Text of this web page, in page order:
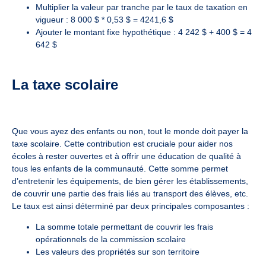
Multiplier la valeur par tranche par le taux de taxation en
vigueur : 8 000 $ * 0,53 $ = 4241,6 $
Ajouter le montant fixe hypothétique : 4 242 $ + 400 $ = 4
642 $
La taxe scolaire
Que vous ayez des enfants ou non, tout le monde doit payer la
taxe scolaire. Cette contribution est cruciale pour aider nos
écoles à rester ouvertes et à offrir une éducation de qualité à
tous les enfants de la communauté. Cette somme permet
d’entretenir les équipements, de bien gérer les établissements,
de couvrir une partie des frais liés au transport des élèves, etc.
Le taux est ainsi déterminé par deux principales composantes :
La somme totale permettant de couvrir les frais
opérationnels de la commission scolaire
Les valeurs des propriétés sur son territoire